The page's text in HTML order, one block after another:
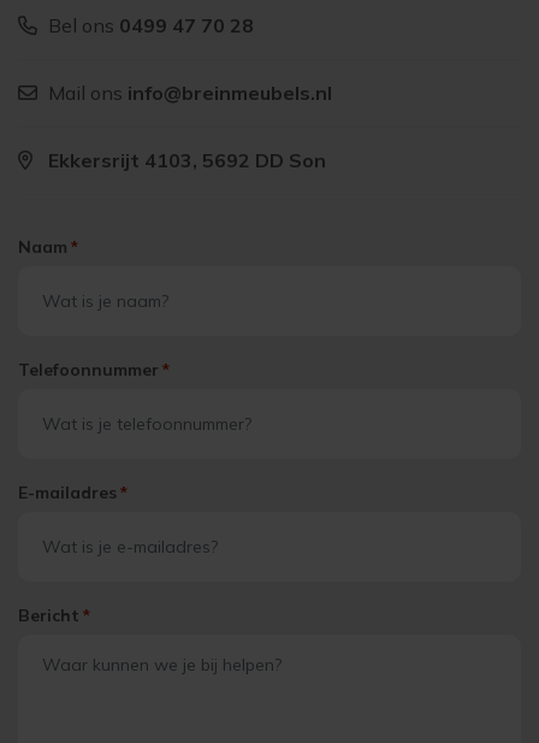
Bel ons 0499 47 70 28
Mail ons info@breinmeubels.nl
Ekkersrijt 4103, 5692 DD Son
Naam *
Telefoonnummer *
E-mailadres *
Bericht *